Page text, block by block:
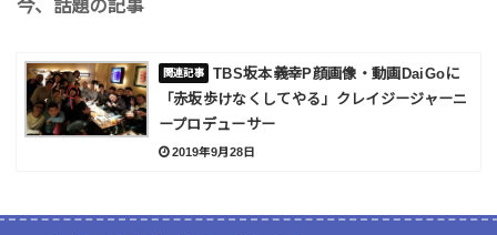
今、話題の記事
TBS坂本義幸P顔画像・動画DaiGoに
「赤坂歩けなくしてやる」クレイジージャーニ
ープロデューサー
2019年9月28日